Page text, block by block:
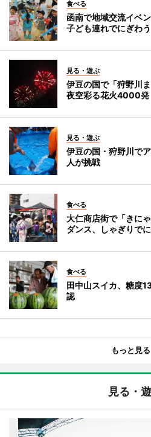
食べる
函南で地域交流イベ
子ども連れでにぎわう
見る・遊ぶ
伊豆の国で「狩野川
夜空彩る花火4000発
見る・遊ぶ
伊豆の国・狩野川で
人が挑戦
食べる
大仁商店街で「きに
ダンス、しゃぎりで
食べる
田中山スイカ、糖度
認
もっと見る
見る・